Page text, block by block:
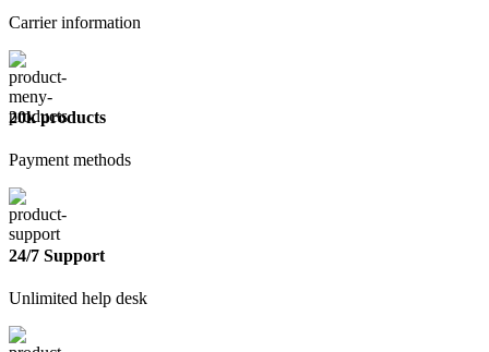
Carrier information
20k products
Payment methods
24/7 Support
Unlimited help desk